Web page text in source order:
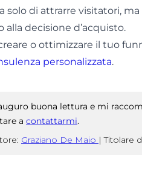
solo di attrarre visitatori, ma
alla decisione d’acquisto.
o ottimizzare il tuo
personalizzata.
buona lettura e mi
a contattarmi.
Graziano De Maio | Titolare